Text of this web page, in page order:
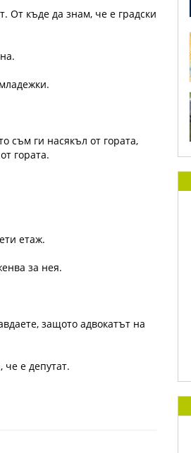
От къде да знам, че е градски
съм ги насякъл от гората,
гората.
етаж.
за нея.
защото адвокатът на
е депутат.